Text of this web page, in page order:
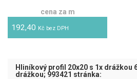
cena za m
192,40 Kč bez DPH
Hliníkový profil 20x20 s 1x drážkou
drážkou; 993421 stránka: